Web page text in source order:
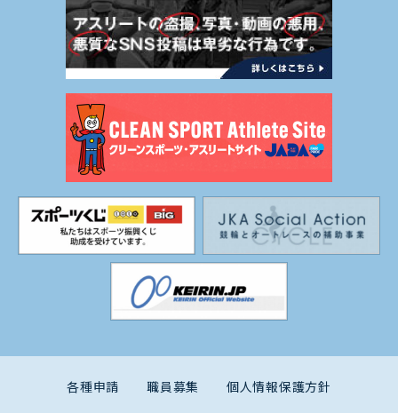
各種申請 職員募集 個人情報保護方針